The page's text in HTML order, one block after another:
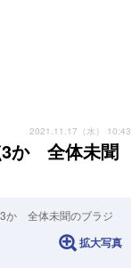
3か 全体未聞
2021.11.17（水） 10:43
3か 全体未聞のブラジ
拡大写真